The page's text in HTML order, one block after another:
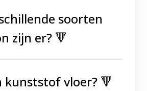
soorten
zijn er? 🔻
kunststof vloer? 🔻